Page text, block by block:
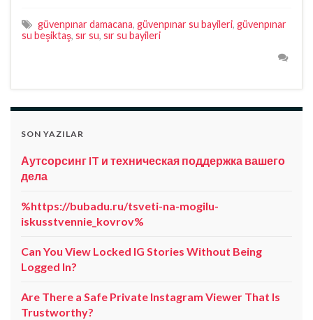
güvenpınar damacana, güvenpınar su bayileri, güvenpınar
su beşiktaş, sır su, sır su bayileri
SON YAZILAR
Аутсорсинг IT и техническая поддержка вашего
дела
%https://bubadu.ru/tsveti-na-mogilu-
iskusstvennie_kovrov%
Can You View Locked IG Stories Without Being
Logged In?
Are There a Safe Private Instagram Viewer That Is
Trustworthy?